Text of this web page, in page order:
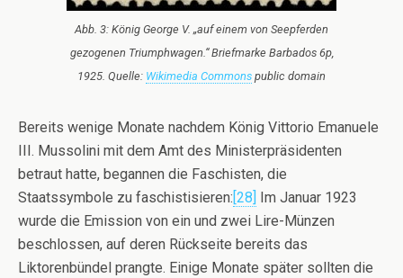
Abb. 3: König George V. „auf einem von Seepferden
gezogenen Triumphwagen.“ Briefmarke Barbados 6p,
1925. Quelle: Wikimedia Commons public domain
Bereits wenige Monate nachdem König Vittorio Emanuele
III. Mussolini mit dem Amt des Ministerpräsidenten
betraut hatte, begannen die Faschisten, die
Staatssymbole zu faschistisieren: [28]
Im Januar 1923
wurde die Emission von ein und zwei Lire-Münzen
beschlossen, auf deren Rückseite bereits das
Liktorenbündel prangte. Einige Monate später sollten die